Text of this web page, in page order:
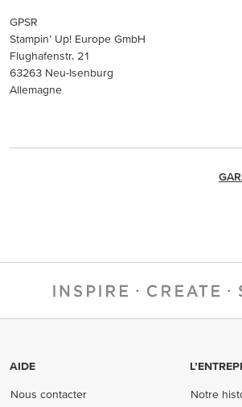
GPSR
Stampin’ Up! Europe GmbH
Flughafenstr. 21
63263 Neu-Isenburg
Allemagne
AIDE
Nous contacter
Notre